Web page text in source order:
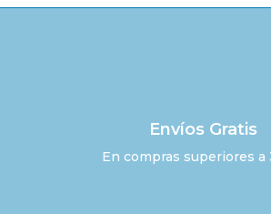
Envíos Gratis
En compras superiores